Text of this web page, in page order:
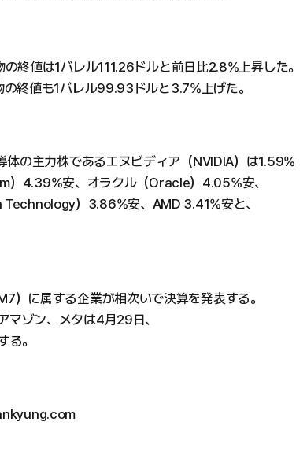
終値は1バレル111.26ドルと前日比2.8%上昇した。
終値も1バレル99.93ドルと3.7%上げた。
体の主力株であるエヌビディア（NVIDIA）は1.59%
）4.39%安、オラクル（Oracle）4.05%安、
）3.86%安、AMD 3.41%安と、
）に属する企業が相次いで決算を発表する。
マゾン、メタは4月29日、
る。